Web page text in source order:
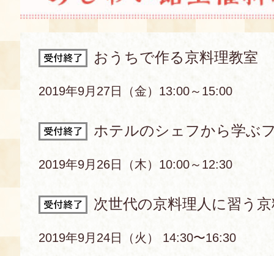
EN 中文
当館について
京の食文化について
アクセス
料理教室
募集中の教室
展示室
おうちで作る京料理教室
2019年9月27日（金）13:00～15:00
ホテルのシェフから学ぶ
2019年9月26日（木）10:00～12:30
次世代の京料理人に習う
2019年9月24日（火） 14:30〜16:30